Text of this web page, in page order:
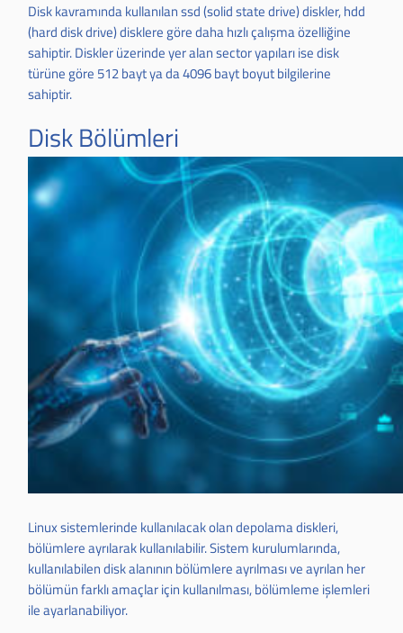
Disk kavramında kullanılan ssd (solid state drive) diskler, hdd
(hard disk drive) disklere göre daha hızlı çalışma özelliğine
sahiptir. Diskler üzerinde yer alan sector yapıları ise disk
türüne göre 512 bayt ya da 4096 bayt boyut bilgilerine
sahiptir.
Disk Bölümleri
Linux sistemlerinde kullanılacak olan depolama diskleri,
bölümlere ayrılarak kullanılabilir. Sistem kurulumlarında,
kullanılabilen disk alanının bölümlere ayrılması ve ayrılan her
bölümün farklı amaçlar için kullanılması, bölümleme işlemleri
ile ayarlanabiliyor.